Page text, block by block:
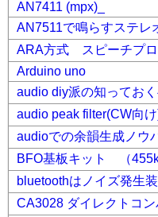
AN7411 (mpx)_
AN7511で鳴らすステレ
ARA方式 スピーチプロ
Arduino uno
audio diy派の知ってお
audio peak filter(CW向
audioでの余韻生成ノウ
BFO基板キット （
bluetoothはノイズ発生
CA3028 ダイレクトコ